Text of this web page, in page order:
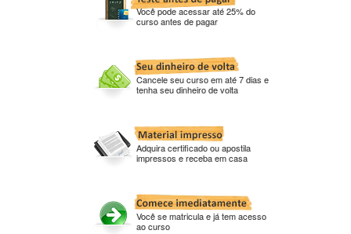
Você pode acessar até 25% do
curso antes de pagar
Cancele seu curso em até 7 dias e
tenha seu dinheiro de volta
Adquira certificado ou apostila
impressos e receba em casa
Você se matricula e já tem acesso
ao curso